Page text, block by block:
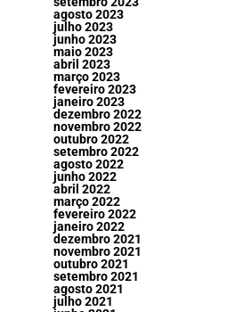
agosto 2023
julho 2023
junho 2023
maio 2023
abril 2023
março 2023
fevereiro 2023
janeiro 2023
dezembro 2022
novembro 2022
outubro 2022
setembro 2022
agosto 2022
junho 2022
abril 2022
março 2022
fevereiro 2022
janeiro 2022
dezembro 2021
novembro 2021
outubro 2021
setembro 2021
agosto 2021
julho 2021